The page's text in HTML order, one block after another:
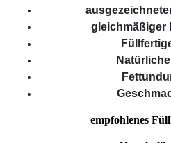
gleichmäßiger
empfohlenes